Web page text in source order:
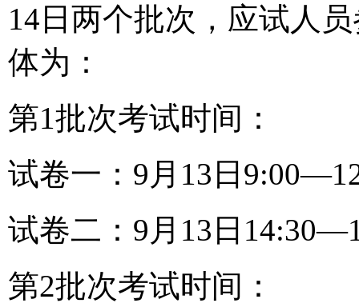
14日两个批次，应试人
体为：
第1批次考试时间：
试卷一：9月13日
试卷二：9月13日
第2批次考试时间：